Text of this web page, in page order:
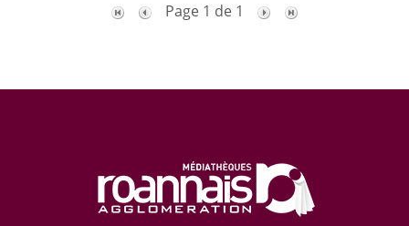
Page 1 de 1